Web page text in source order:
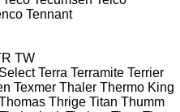
Tennant
TW
Terra Terramite Terrier
Texmer Thaler Thermo King
Thrige Titan Thumm